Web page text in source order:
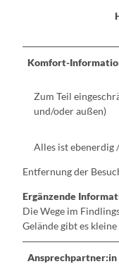
Komfort-
Zum Teil
und/oder außen)
Alles ist ebenerdig
Entfernung der
Ergänzende
Die Wege im
Gelände gibt es kleine
Ansprechpartner:in